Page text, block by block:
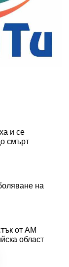
и се
смърт
на
от АМ
област